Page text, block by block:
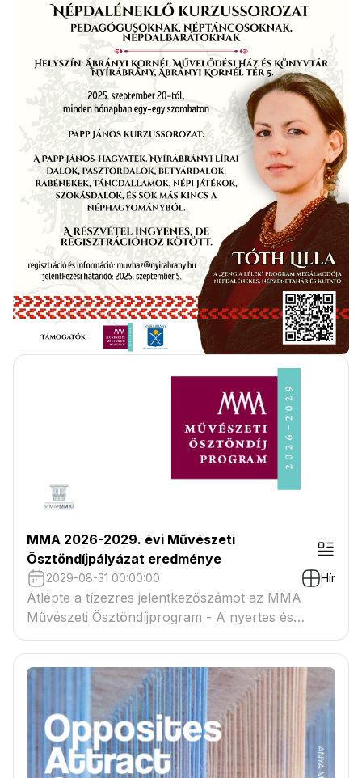
MMA 2026-2029. évi Művészeti
Ösztöndíjpályázat eredménye
2029-08-31 00:00:00 Hír
Átlépte a tízezres jelentkezőszámot az MMA
Művészeti Ösztöndíjprogram - A nyertes és
tartaléklistás pályázók névsora megtekinthető a
csatolmányban